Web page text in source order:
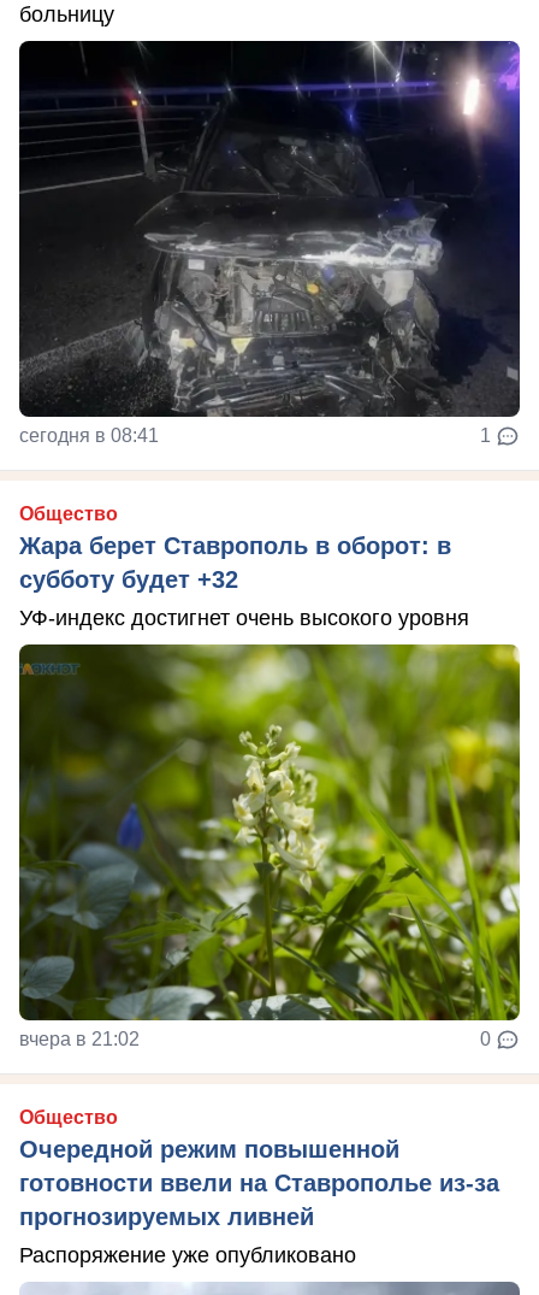
больницу
сегодня в 08:41 1
Общество
Жара берет Ставрополь в оборот: в
субботу будет +32
УФ-индекс достигнет очень высокого уровня
вчера в 21:02 0
Общество
Очередной режим повышенной
готовности ввели на Ставрополье из-за
прогнозируемых ливней
Распоряжение уже опубликовано